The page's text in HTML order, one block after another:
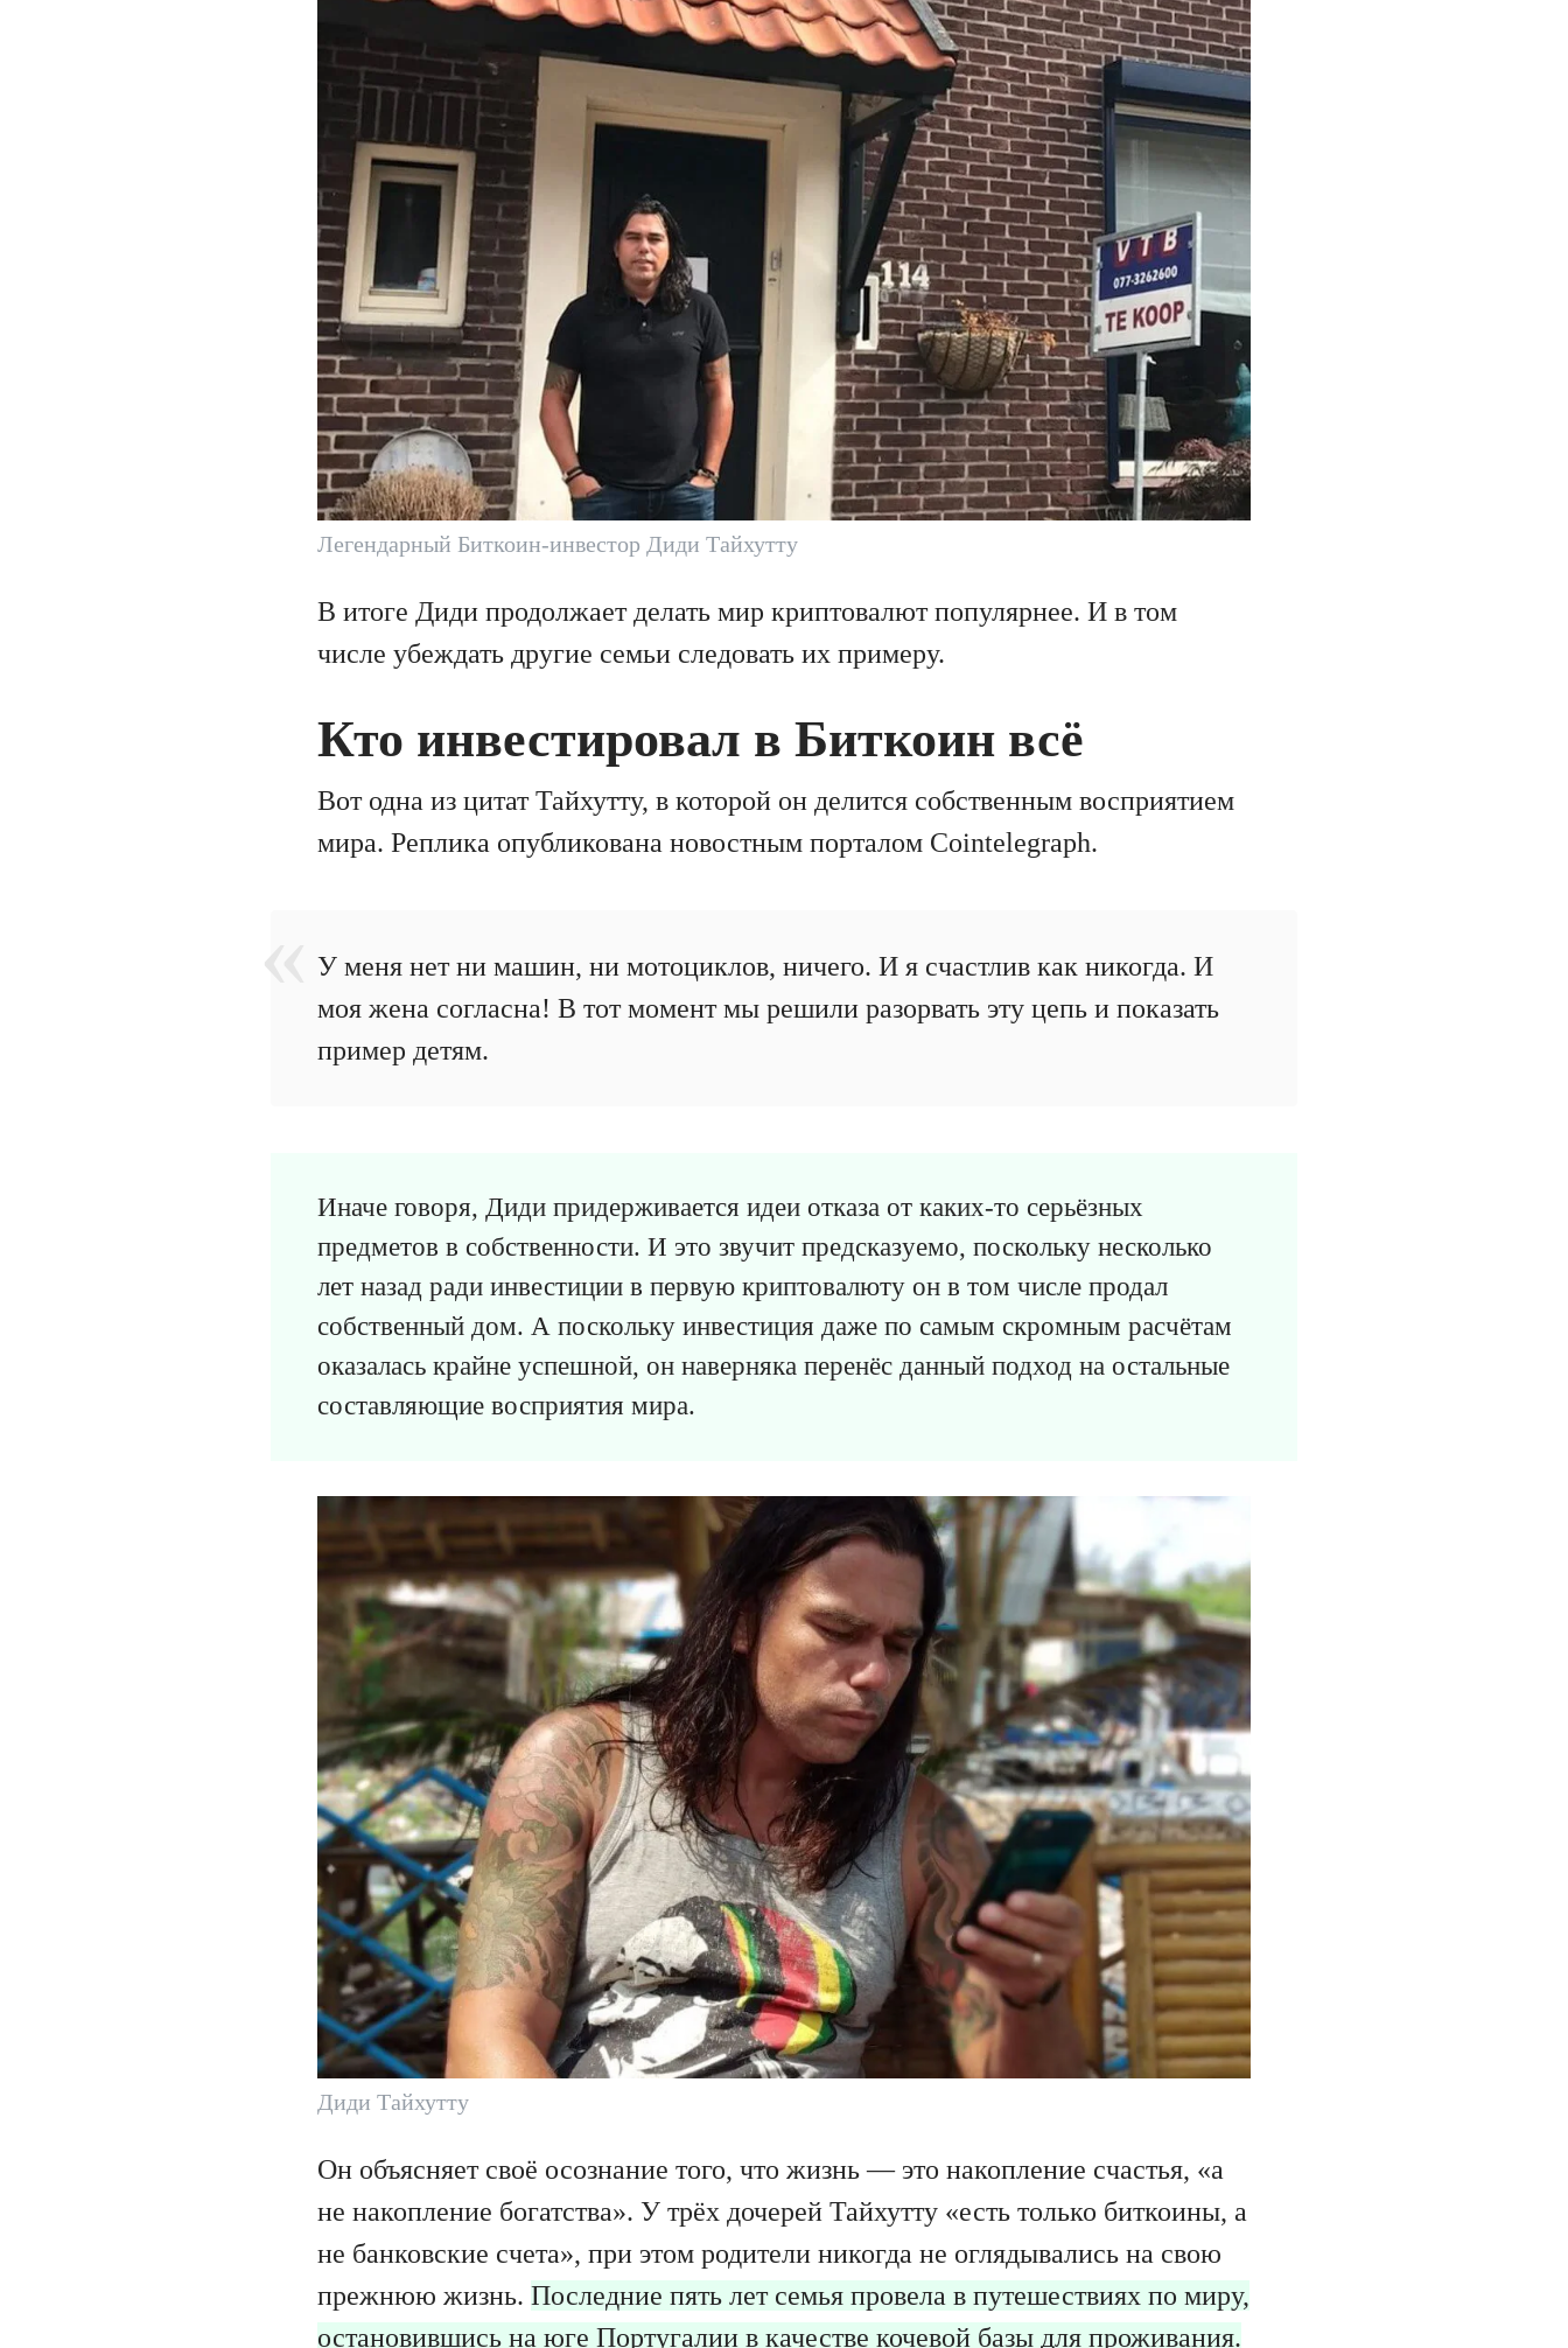
Легендарный Биткоин-инвестор Диди Тайхутту
В итоге Диди продолжает делать мир криптовалют популярнее. И в том
числе убеждать другие семьи следовать их примеру.
Кто инвестировал в Биткоин всё
Вот одна из цитат Тайхутту, в которой он делится собственным восприятием
мира. Реплика опубликована новостным порталом Cointelegraph.
У меня нет ни машин, ни мотоциклов, ничего. И я счастлив как никогда. И
моя жена согласна! В тот момент мы решили разорвать эту цепь и показать
пример детям.
Иначе говоря, Диди придерживается идеи отказа от каких-то серьёзных
предметов в собственности. И это звучит предсказуемо, поскольку несколько
лет назад ради инвестиции в первую криптовалюту он в том числе продал
собственный дом. А поскольку инвестиция даже по самым скромным расчётам
оказалась крайне успешной, он наверняка перенёс данный подход на остальные
составляющие восприятия мира.
Диди Тайхутту
Он объясняет своё осознание того, что жизнь — это накопление счастья, «а
не накопление богатства». У трёх дочерей Тайхутту «есть только биткоины, а
не банковские счета», при этом родители никогда не оглядывались на свою
прежнюю жизнь. Последние пять лет семья провела в путешествиях по миру,
остановившись на юге Португалии в качестве кочевой базы для проживания.